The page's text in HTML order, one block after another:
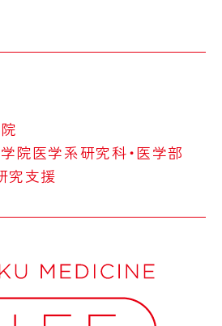
院医学系研究科・医学部
究支援